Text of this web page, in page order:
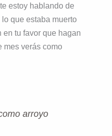
estoy hablando de
que estaba muerto
tu favor que hagan
mes verás como
arroyo